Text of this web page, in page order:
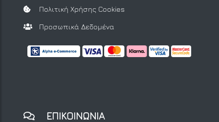
Πολιτική Χρήσης Cookies
Προσωπικά Δεδομένα
ΕΠΙΚΟΙΝΩΝΙΑ